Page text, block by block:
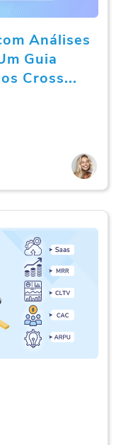
Análises
Guia
Cross...